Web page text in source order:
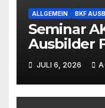
ALLGEMEIN BKF
Seminar
Ausbilder
ab 399€!!!
JULI 6, 2026